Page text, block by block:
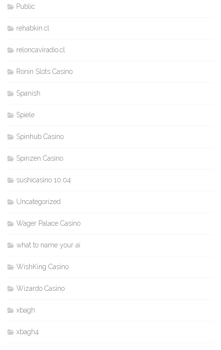
Public
rehabkin.cl
reloncaviradio.cl
Ronin Slots Casino
Spanish
Spiele
Spinhub Casino
Spinzen Casino
sushicasino 10.04
Uncategorized
Wager Palace Casino
what to name your ai
WishKing Casino
Wizardo Casino
xbagh
xbagh4